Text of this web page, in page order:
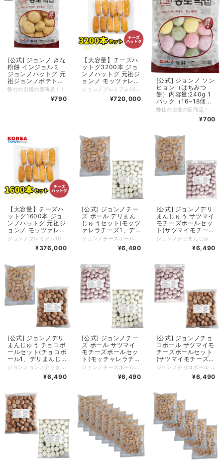
[公式] ジョンノ きな
粉餅 インジョルミ
ジョンノハットグ 元
祖ジョンノポテトモ
ッツァレッラチーズ
ハットグ 業務用 大
容量・韓国商品・韓
弊社の自慢の新商品！！
¥790
【大容量】チーズハ
ットグ3200本 ジョ
ンノハットグ 元祖ジ
ョンノ モッツァレッ
ラチーズハットグ 業
務用 大容量・韓国商
品・韓国料理¥720,000
[公式] ジョンノ ソン
ピョン（はちみつ
餅）内容量:240g 1
パック（16~18個入
り） ジョンノハット
トモッツァレッラチ
大容量・韓国商品・
韓国食品・モッバン
youtube asmr チー
ズボール 10円パン
チーズ
¥700
【大容量】チーズハ
ットグ1600本 ジョ
ンノハットグ 元祖ジ
ョンノ モッツァレッ
ラチーズハットグ 業
務用 大容量・韓国商
品・韓国料理¥376,000
[公式] ジョンノチー
ズ ボール デリまん
じゅうセット(モッツ
ァレラチーズ1、デ
リまんじゅう1)業務
用 大容量 各1袋50個
入り 50個 × 2 合計
韓国モッパン 楽しい
お菓子 マシッソ 韓
国モッパン クリーム
イベント所 祭り 海
の家
¥6,490
[公式] ジョンノデリ
まんじゅう サツマイ
モチーズボールセッ
ト(サツマイモチーズ
ボール1、デリまん
じゅう1)業務用 大容
量 各1袋50個入り
個, 冷凍 ASMR 韓国
モッパン 楽しいお菓
子 マシッソ 韓国モ
ッパン クリーム イ
ベント所 祭り 海の
家
¥6,490
[公式] ジョンノデリ
まんじゅう チョコボ
ールセット(チョコボ
ール1、デリまんじ
ゅう1)業務用 大容量
各1袋50個入り 50個
× 2 合計100個, 冷凍
楽しいお菓子 マシッ
ソ 韓国モッパン ク
リーム イベント所
祭り 海の家
ジョンノョンノデリまんじゅう チョコボールセット(チョコボール1、デリまんじゅう1) 50個入り 2種類 100個 気軽く負担無しでメニュー投入で様々なバリエーション可能 チョコボールは１６５℃で６－７分揚げるだけで完成 揚げ出し商品は暑いのでやけどにご注意してください デリまんじゅうは電子レンジ調理
¥6,490
[公式] ジョンノチー
ズ ボール サツマイ
モチーズボールセッ
ト(モッチャレラチー
ズ1、サツマイモチ
ーズボール)業務用
大容量 各1袋50個入
100個, 冷凍 ASMR
韓国モッパン 楽しい
お菓子 マシッソ 韓
国モッパン クリーム
イベント所 祭り 海
の家
ジョンノチーズボール バラエティーセット ・チーズボール1袋 ・サツマイモチーズボール1袋 ・チョコボール1袋 ・バナナボール1袋 1袋 50個入り 2種類 100個 気軽く負担無しでメニュー投入で様々なバリエーション可能 １６５℃で６－７分揚げるだけで完成 揚げ出し商品は暑いのでやけどにご注意してください
¥6,490
[公式] ジョンノチョ
コボール サツマイモ
チーズボールセット
(サツマイモチーズボ
ール1、チョコボー
ル1)業務用 大容量
各1袋50個入り 50個
ASMR 韓国モッパン
楽しいお菓子 マシッ
ソ 韓国モッパン ク
リーム イベント所
祭り 海の家
ジョンノチョコボール サツマイモチーズボールセット ・サツマイモチーズボール1袋 ・チョコボール1袋 1袋 50個入り 2種類 100個 気軽く負担無しでメニュー投入で様々なバリエーション可能 １６５℃で６－７分揚げるだけで完成 揚げ出し商品は暑いのでやけどにご注意してください
¥6,490